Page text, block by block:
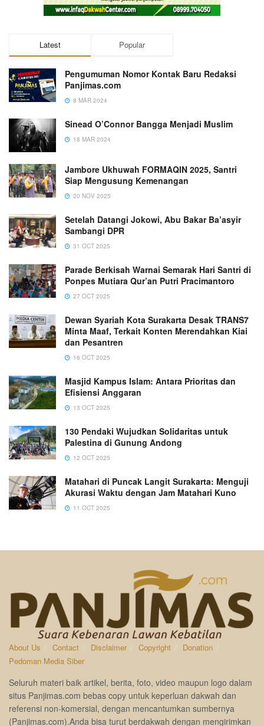
Latest Popular
Pengumuman Nomor Kontak Baru Redaksi
Panjimas.com
8 MAR 2024
Sinead O’Connor Bangga Menjadi Muslim
18 MAR 2024
Jambore Ukhuwah FORMAQIN 2025, Santri
Siap Mengusung Kemenangan
20 NOV 2025
Setelah Datangi Jokowi, Abu Bakar Ba’asyir
Sambangi DPR
31 OCT 2025
Parade Berkisah Warnai Semarak Hari Santri di
Ponpes Mutiara Qur’an Putri Pracimantoro
27 OCT 2025
Dewan Syariah Kota Surakarta Desak TRANS7
Minta Maaf, Terkait Konten Merendahkan Kiai
dan Pesantren
16 OCT 2025
Masjid Kampus Islam: Antara Prioritas dan
Efisiensi Anggaran
13 OCT 2025
130 Pendaki Wujudkan Solidaritas untuk
Palestina di Gunung Andong
12 OCT 2025
Matahari di Puncak Langit Surakarta: Menguji
Akurasi Waktu dengan Jam Matahari Kuno
11 OCT 2025
About Us Contact Disclaimer Copyright
Donation
Pedoman Media Siber
Seluruh materi baik artikel, berita, foto, video maupun logo dalam
situs Panjimas.com bebas copy untuk keperluan dakwah dan
referensi non-komersial, dengan mencantumkan sumbernya
(Panjimas.com).Anda bisa turut berdakwah dengan mengirimkan